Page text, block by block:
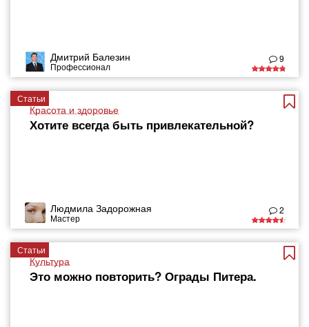
Дмитрий Балезин
Профессионал
9
Статьи
Красота и здоровье
Хотите всегда быть привлекательной?
Людмила Задорожная
Мастер
2
Статьи
Культура
Это можно повторить? Ограды Питера.